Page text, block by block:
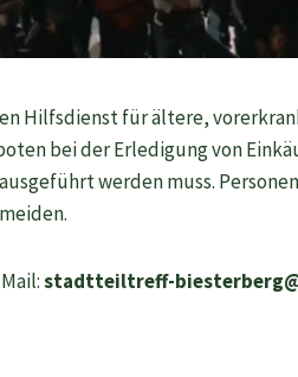
Hilfsdienst für ältere,
bei der Erledigung von
werden muss.
stadtteiltreff-